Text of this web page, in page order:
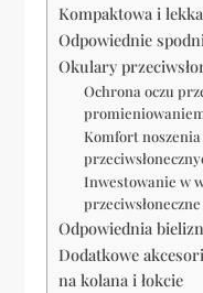
Kompaktowa i
Odpowiednie
Okulary
Ochrona oczu
Komfort
Inwestowanie w
przeciwsłoneczne
Odpowiednia
Dodatkowe
na kolana i łokcie